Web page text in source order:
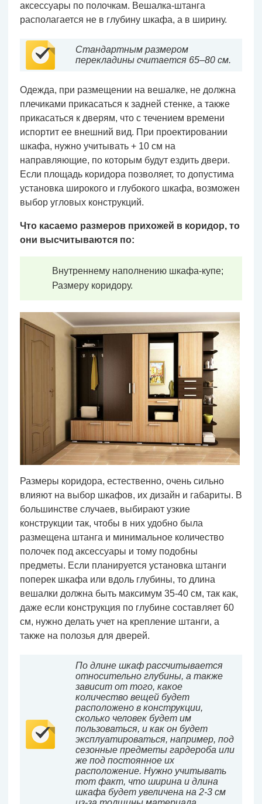
аксессуары по полочкам. Вешалка-штанга
располагается не в глубину шкафа, а в ширину.
Стандартным размером
перекладины считается 65–80 см.
Одежда, при размещении на вешалке, не должна
плечиками прикасаться к задней стенке, а также
прикасаться к дверям, что с течением времени
испортит ее внешний вид. При проектировании
шкафа, нужно учитывать + 10 см на
направляющие, по которым будут ездить двери.
Если площадь коридора позволяет, то допустима
установка широкого и глубокого шкафа, возможен
выбор угловых конструкций.
Что касаемо размеров прихожей в коридор, то
они высчитываются по:
Внутреннему наполнению шкафа-купе;
Размеру коридору.
Размеры коридора, естественно, очень сильно
влияют на выбор шкафов, их дизайн и габариты. В
большинстве случаев, выбирают узкие
конструкции так, чтобы в них удобно была
размещена штанга и минимальное количество
полочек под аксессуары и тому подобны
предметы. Если планируется установка штанги
поперек шкафа или вдоль глубины, то длина
вешалки должна быть максимум 35-40 см, так как,
даже если конструкция по глубине составляет 60
см, нужно делать учет на крепление штанги, а
также на полозья для дверей.
По длине шкаф рассчитывается
относительно глубины, а также
зависит от того, какое
количество вещей будет
расположено в конструкции,
сколько человек будет им
пользоваться, и как он будет
эксплуатироваться, например, под
сезонные предметы гардероба или
же под постоянное их
расположение. Нужно учитывать
тот факт, что ширина и длина
шкафа будет увеличена на 2-3 см